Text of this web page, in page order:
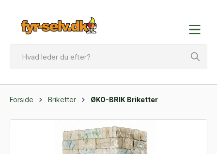
Forside Briketter ØKO-BRIK Briketter